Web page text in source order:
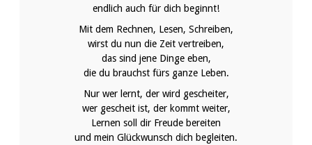
endlich auch für dich beginnt!
Mit dem Rechnen, Lesen, Schreiben,
wirst du nun die Zeit vertreiben,
das sind jene Dinge eben,
die du brauchst fürs ganze Leben.
Nur wer lernt, der wird gescheiter,
wer gescheit ist, der kommt weiter,
Lernen soll dir Freude bereiten
und mein Glückwunsch dich begleiten.